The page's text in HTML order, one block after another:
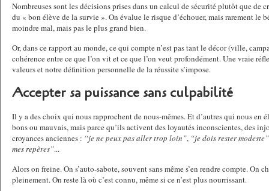
Nombreuses sont les décisions prises dans un calcul de sécurité plutôt que de
du « bon élève de la survie ». On évalue le risque d’échouer, mais rarement le
moindre mal, mais pas le plus grand bien.
Or, dans ce rapport au monde, ce qui compte n’est pas tant le décor (ville,
cohérence entre ce que l’on vit et ce que l’on veut profondément. Une vraie
valeurs et notre définition personnelle de la réussite s’impose.
Accepter sa puissance sans culpabilité
Il y a des choix qui nous rapprochent de nous-mêmes. Et d’autres qui nous en
bons ou mauvais, mais parce qu’ils activent des loyautés inconscientes, des
croyances anciennes : “je ne peux pas aller trop loin”, “je dois rester modeste”
mes repères”...
Alors on freine. On s’auto-sabote, souvent sans même s’en rendre compte. On
pleinement. On reste là où c’est connu, même si ce n’est plus nourrissant.